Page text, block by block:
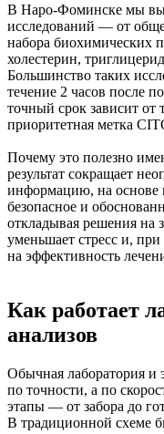
В Наро-Фоминске мы
исследований — от
набора биохимических
холестерин,
Большинство таких
течение 2 часов после
точный срок зависит от
приоритетная метка
Почему это полезно
результат сокращает
информацию, на основе
безопасное и
откладывая решения на
уменьшает стресс и,
на эффективность
Как работает
анализов
Обычная лаборатория и
по точности, а по
этапы — от забора до
В традиционной схеме